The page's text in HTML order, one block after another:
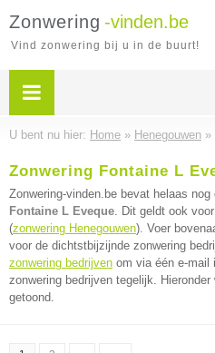
Zonwering -vinden.be
Vind zonwering bij u in de buurt!
U bent nu hier: Home » Henegouwen »
Zonwering Fontaine L
Zonwering-vinden.be bevat helaas nog
Fontaine L Eveque. Dit geldt ook
(zonwering Henegouwen). Voer
voor de dichtstbijzijnde zonwering
zonwering bedrijven om via één e-mail
zonwering bedrijven tegelijk.
getoond.